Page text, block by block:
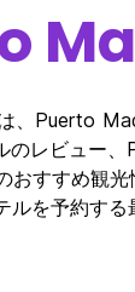
、Puerto
のレビュー
おすすめ観
ルを予約する